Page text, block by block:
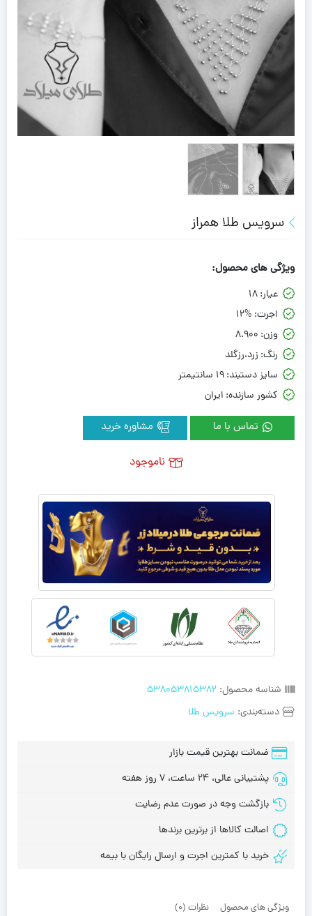
سرویس طلا همراز
شناسه محصول: 538053815382
دسته‌بندی: سرویس طلا
ویژگی های محصول:
عیار:18
اجرت: 12%
وزن: 8.900
رنگ: زرد،رزگلد
سایز دستبند:19 سانتیمتر
کشور سازنده: ایران
تماس با ما
ضمانت بهترین قیمت بازار
پشتیبانی عالی، 24 ساعت، 7 روز هفته
بازگشت وجه در صورت عدم رضایت
اصالت کالاها از برترین برندها
خرید با کمترین اجرت و ارسال رایگان با بیمه
ناموجود
ویژگی های محصول نظرات (0)